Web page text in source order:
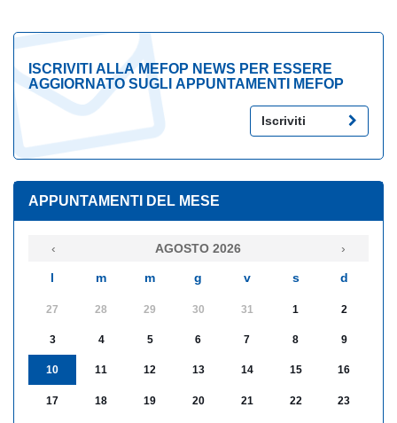
ISCRIVITI ALLA MEFOP NEWS PER ESSERE
AGGIORNATO SUGLI APPUNTAMENTI MEFOP
Iscriviti
APPUNTAMENTI DEL MESE
‹ AGOSTO 2026 ›
l m m g v s d
27 28 29 30 31 1 2
3 4 5 6 7 8 9
10 11 12 13 14 15 16
17 18 19 20 21 22 23